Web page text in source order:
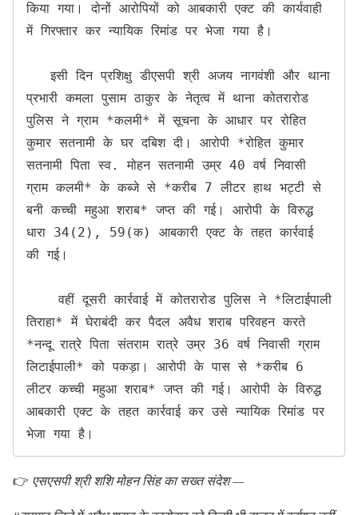
किया गया। दोनों आरोपियों को आबकारी एक्ट की कार्यवाही
में गिरफ्तार कर न्यायिक रिमांड पर भेजा गया है।
   इसी दिन प्रशिक्षु डीएसपी श्री अजय नागवंशी और थाना
प्रभारी कमला पुसाम ठाकुर के नेतृत्व में थाना कोतरारोड
पुलिस ने ग्राम *कलमी* में सूचना के आधार पर रोहित
कुमार सतनामी के घर दबिश दी। आरोपी *रोहित कुमार
सतनामी पिता स्व. मोहन सतनामी उम्र 40 वर्ष निवासी
ग्राम कलमी* के कब्जे से *करीब 7 लीटर हाथ भट्टी से
बनी कच्ची महुआ शराब* जप्त की गई। आरोपी के विरुद्ध
धारा 34(2), 59(क) आबकारी एक्ट के तहत कार्रवाई
की गई।
    वहीं दूसरी कार्रवाई में कोतरारोड पुलिस ने *लिटाईपाली
तिराहा* में घेराबंदी कर पैदल अवैध शराब परिवहन करते
*नन्दू रात्रे पिता संतराम रात्रे उम्र 36 वर्ष निवासी ग्राम
लिटाईपाली* को पकड़ा। आरोपी के पास से *करीब 6
लीटर कच्ची महुआ शराब* जप्त की गई। आरोपी के विरुद्ध
आबकारी एक्ट के तहत कार्रवाई कर उसे न्यायिक रिमांड पर
भेजा गया है।
👉 एसएसपी श्री शशि मोहन सिंह का सख्त संदेश —